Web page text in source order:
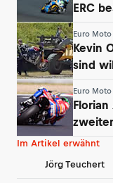
ERC
Euro
Kevin
sind
Euro
Im Artikel erwähnt
Jörg Teuchert